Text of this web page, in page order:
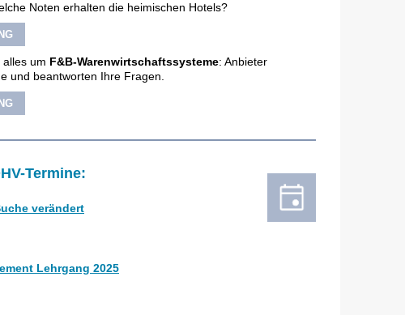
Noten erhalten die heimischen Hotels?
um F&B-Warenwirtschaftssysteme: Anbieter
und beantworten Ihre Fragen.
Termine:
verändert
Lehrgang 2025